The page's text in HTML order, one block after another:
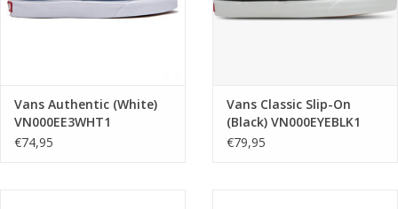
Vans Authentic (White)
VN000EE3WHT1
€74,95
Vans Classic Slip-On
(Black) VN000EYEBLK1
€79,95